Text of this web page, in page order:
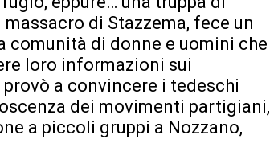
di Stazzema, fece un
comunità di donne e uomini che
loro informazioni sui
a convincere i tedeschi
dei movimenti partigiani,
a piccoli gruppi a Nozzano,